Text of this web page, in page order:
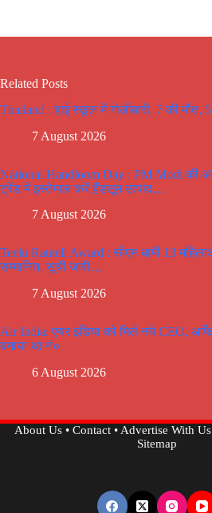
Related Posts
Thailand : हाई स्कूल में गोलीबारी, 7 की
7 August 2026
National Handloom Day : PM Modi की
ट्रेंड में इस्तेमाल करें हैंडलूम उत्पाद…
7 August 2026
Teelu Rauteli Award : सीएम धामी 13
सम्मानित, सूची जारी…
7 August 2026
Air India: एयर इंडिया को मिले नये CEO,
बनाया था नं०
6 August 2026
About Us• Contact•Advertise With Us
Sitemap